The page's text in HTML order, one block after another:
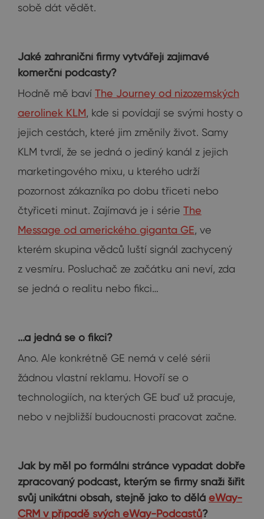
sobě dát vědět.
Jaké zahraniční firmy vytvářejí zajímavé
komerční podcasty?
Hodně mě baví The Journey od nizozemských
aerolinek KLM, kde si povídají se svými hosty o
jejich cestách, které jim změnily život. Samy
KLM tvrdí, že se jedná o jediný kanál z jejich
marketingového mixu, u kterého udrží
pozornost zákazníka po dobu třiceti nebo
čtyřiceti minut. Zajímavá je i série The
Message od amerického giganta GE, ve
kterém skupina vědců luští signál zachycený
z vesmíru. Posluchač ze začátku ani neví, zda
se jedná o realitu nebo fikci…
...a jedná se o fikci?
Ano. Ale konkrétně GE nemá v celé sérii
žádnou vlastní reklamu. Hovoří se o
technologiích, na kterých GE buď už pracuje,
nebo v nejbližší budoucnosti pracovat začne.
Jak by měl po formální stránce vypadat dobře
zpracovaný podcast, kterým se firmy snaží šířit
svůj unikátní obsah, stejně jako to dělá eWay-
CRM v případě svých eWay-Podcastů?